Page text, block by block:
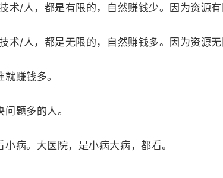
/人，都是有限的，自然赚钱少。因为资源有
/人，都是无限的，自然赚钱多。因为资源无
赚钱多。
题多的人。
。大医院，是小病大病，都看。